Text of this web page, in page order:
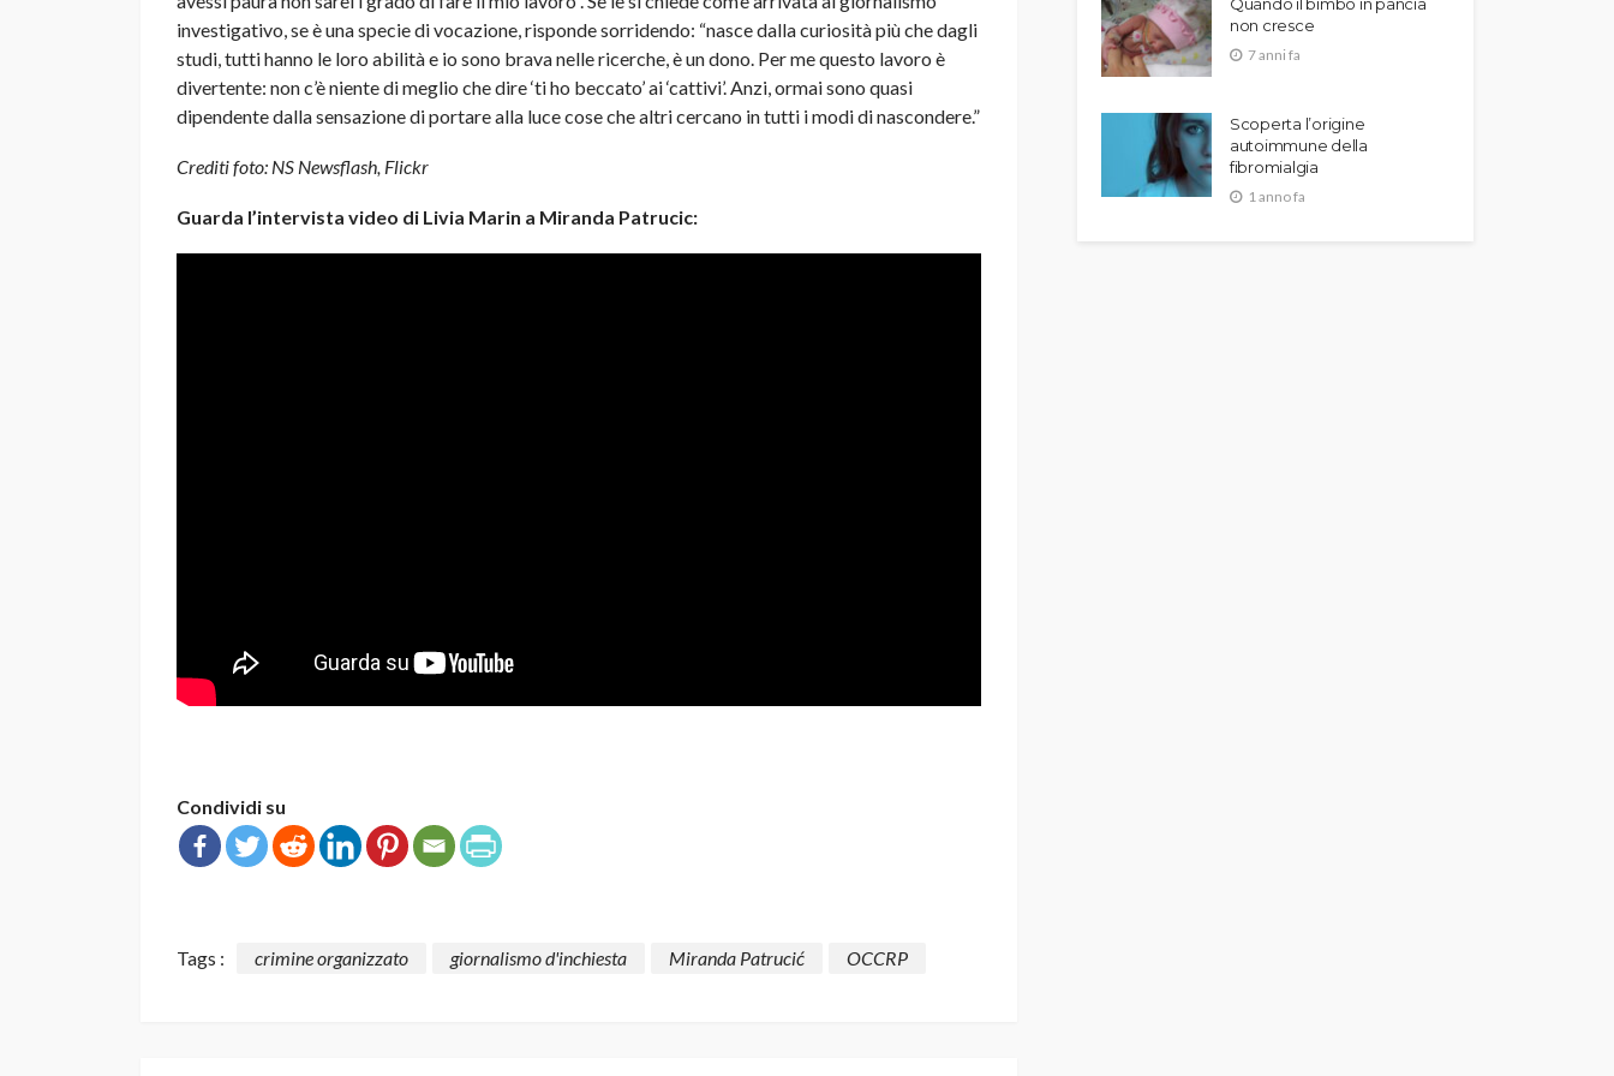
investigativo, se è una specie di vocazione, risponde sorridendo: “nasce dalla curiosità più che dagli
studi, tutti hanno le loro abilità e io sono brava nelle ricerche, è un dono. Per me questo lavoro è
divertente: non c’è niente di meglio che dire ‘ti ho beccato’ ai ‘cattivi’. Anzi, ormai sono quasi
dipendente dalla sensazione di portare alla luce cose che altri cercano in tutti i modi di nascondere.”
Crediti foto: NS Newsflash, Flickr
Guarda l’intervista video di Livia Marin a Miranda Patrucic:
Condividi su
Tags : crimine organizzato giornalismo d'inchiesta Miranda Patrucić OCCRP
non cresce
7 anni fa
Scoperta l’origine
autoimmune della
fibromialgia
1 anno fa